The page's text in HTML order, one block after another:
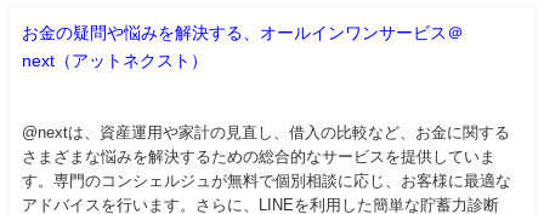
お金の疑問や悩みを解決する、オールインワンサービス＠
next（アットネクスト）
@nextは、資産運用や家計の見直し、借入の比較など、お金に関する
さまざまな悩みを解決するための総合的なサービスを提供していま
す。専門のコンシェルジュが無料で個別相談に応じ、お客様に最適な
アドバイスを行います。さらに、LINEを利用した簡単な貯蓄力診断